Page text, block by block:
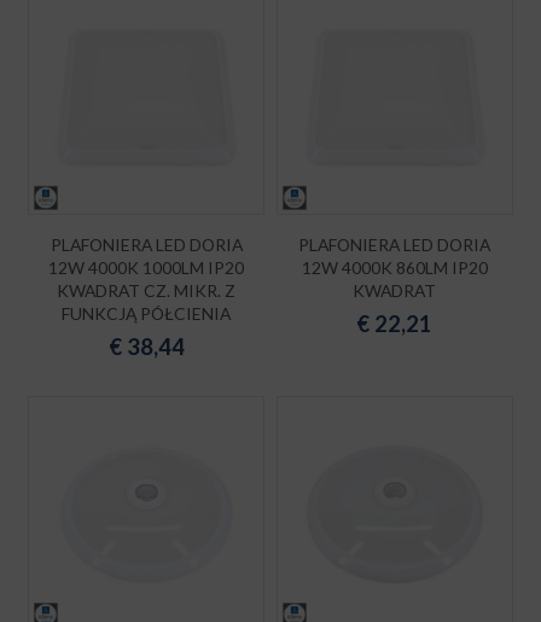
PLAFONIERA LED DORIA
12W 4000K 1000LM IP20
KWADRAT CZ. MIKR. Z
FUNKCJĄ PÓŁCIENIA
€ 38,44
PLAFONIERA LED DORIA
12W 4000K 860LM IP20
KWADRAT
€ 22,21